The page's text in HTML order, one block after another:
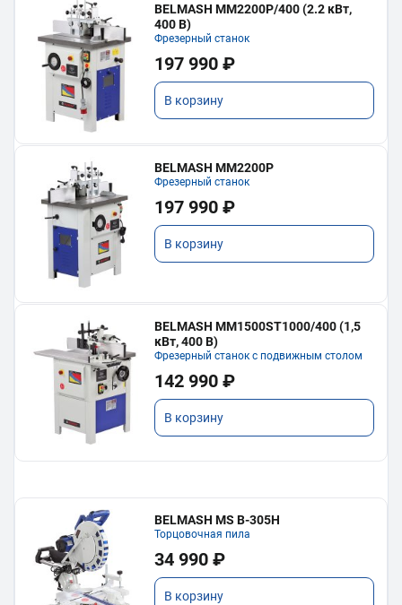
BELMASH MM2200P/400 (2.2 кВт,
400 В)
Фрезерный станок
197 990 ₽
В корзину
BELMASH MM2200P
Фрезерный станок
197 990 ₽
В корзину
BELMASH MM1500ST1000/400 (1,5
кВт, 400 В)
Фрезерный станок с подвижным столом
142 990 ₽
В корзину
BELMASH MS B-305H
Торцовочная пила
34 990 ₽
В корзину